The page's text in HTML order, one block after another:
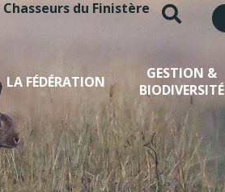
Chasseurs du Finistère
LA FÉDÉRATION
GESTION &
BIODIVERSITÉ